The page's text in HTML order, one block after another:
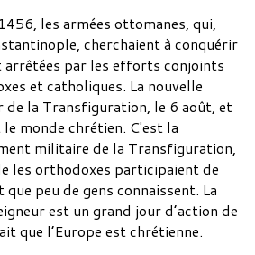
les armées ottomanes, qui,
cherchaient à conquérir
par les efforts conjoints
et catholiques. La nouvelle
de la Transfiguration, le 6 août, et
monde chrétien. C'est la
militaire de la Transfiguration,
les orthodoxes participaient de
peu de gens connaissent. La
est un grand jour d’action de
que l’Europe est chrétienne.